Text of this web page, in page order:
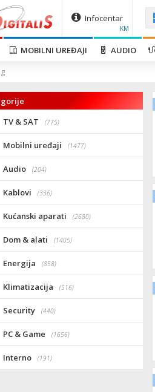
Infocentar
KM
MOBILNI UREĐAJI AUDIO
TV & SAT
(775)
Mobilni uređaji (1477)
Audio (204)
Kablovi (336)
Kućanski aparati (2680)
Dom & alati (1405)
Energija (858)
Klimatizacija (516)
Security (440)
PC & Game (1656)
Interno (191)